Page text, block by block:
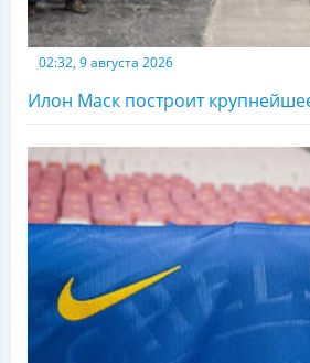
02:32, 9 августа 2026
Илон Маск построит